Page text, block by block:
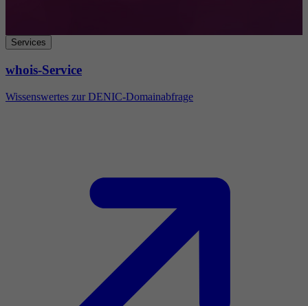
Services
whois-Service
Wissenswertes zur DENIC-Domainabfrage